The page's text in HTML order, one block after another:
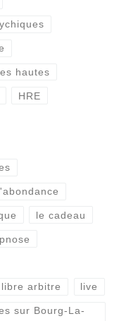
hautes
HRE
le cadeau
libre arbitre live
sur Bourg-La-